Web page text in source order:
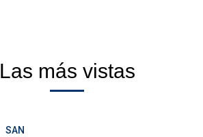
Las más vistas
SAN